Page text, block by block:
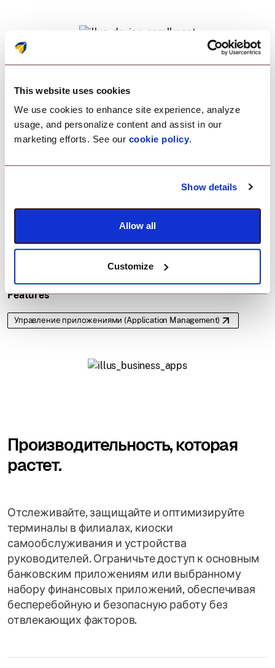
This website uses cookies
We use cookies to enhance site experience, analyze
usage, and personalize content and assist in our
marketing efforts. See our cookie policy.
Show details
Allow all
Customize
Бизнес-приложения, именно там,
где они вам нужны.
общедоступные, так и частные приложения на
ваших устройствах. Сосредоточьте свои
команды, ограничивая доступ к
несущественным приложениям.
Features
Управление приложениями (Application Management)
Производительность, которая
растет.
Отслеживайте, защищайте и оптимизируйте
терминалы в филиалах, киоски
самообслуживания и устройства
руководителей. Ограничьте доступ к основным
банковским приложениям или выбранному
набору финансовых приложений, обеспечивая
бесперебойную и безопасную работу без
отвлекающих факторов.